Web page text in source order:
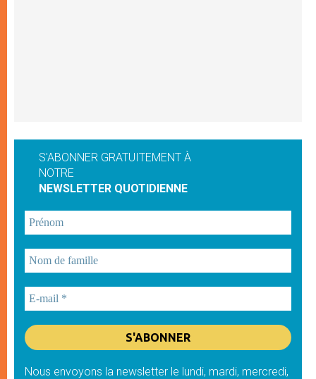
S'ABONNER GRATUITEMENT À
NOTRE
NEWSLETTER QUOTIDIENNE
Nous envoyons la newsletter le lundi, mardi, mercredi,